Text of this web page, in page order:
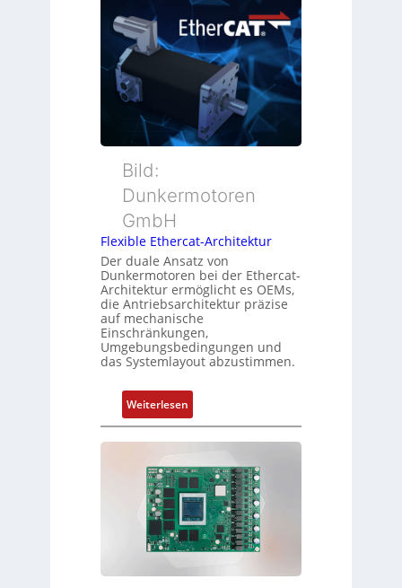
ü
b
e
c
h
g
t
i
o
e
u
u
n
d
Z
u
s
t
d
b
e
r
w
a
e
r
t
e
y
s
o
r
g
t
f
ü
m
e
h
L
e
i
s
t
n
Bild:
Dunkermotoren
GmbH
Flexible Ethercat-Architektur
Der duale Ansatz von
Dunkermotoren bei der Ethercat-
Architektur ermöglicht es OEMs,
die Antriebsarchitektur präzise
auf mechanische
Einschränkungen,
Umgebungsbedingungen und
das Systemlayout abzustimmen.
Weiterlesen:
F
l
x
i
b
l
e
E